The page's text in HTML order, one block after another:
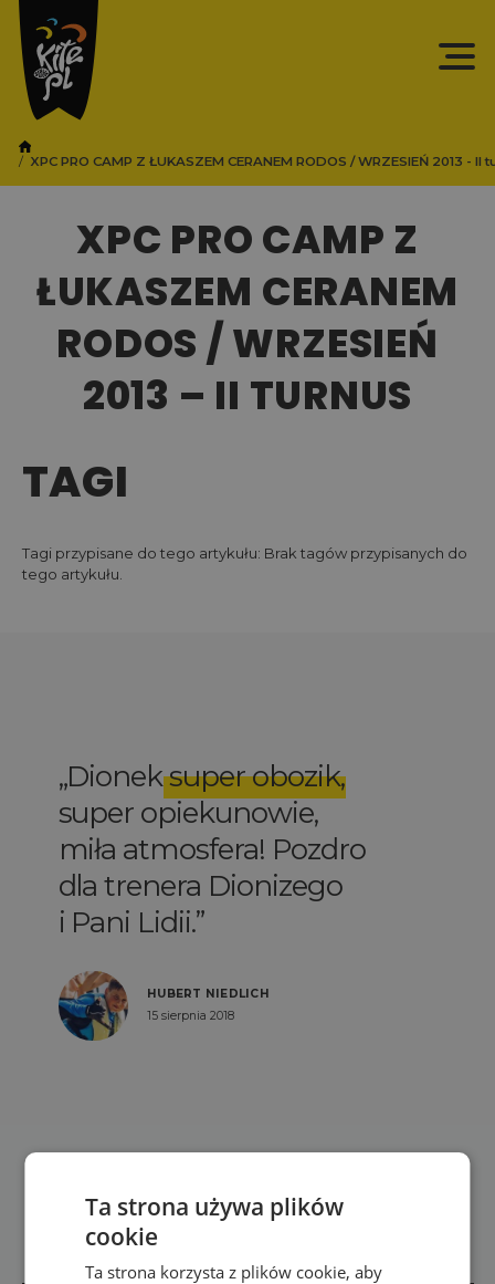
XPC PRO CAMP Z ŁUKASZEM CERANEM RODOS / WRZESIEŃ 2013 - II
XPC PRO CAMP Z
ŁUKASZEM CERANEM
RODOS / WRZESIEŃ
2013 – II TURNUS
TAGI
Tagi przypisane do tego artykułu: Brak tagów przypisanych do
tego artykułu.
Dioneksuper obozik,
super opiekunowie,
miła atmosfera! Pozdro
dla trenera Dionizego
i Pani Lidii.
HUBERT NIEDLICH
15 sierpnia 2018
Ta strona używa plików
cookie
Ta strona korzysta z plików cookie, aby